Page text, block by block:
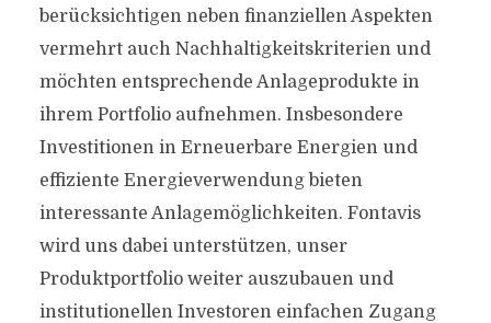
berücksichtigen neben finanziellen Aspekten
vermehrt auch Nachhaltigkeitskriterien und
möchten entsprechende Anlageprodukte in
ihrem Portfolio aufnehmen. Insbesondere
Investitionen in Erneuerbare Energien und
effiziente Energieverwendung bieten
interessante Anlagemöglichkeiten. Fontavis
wird uns dabei unterstützen, unser
Produktportfolio weiter auszubauen und
institutionellen Investoren einfachen Zugang